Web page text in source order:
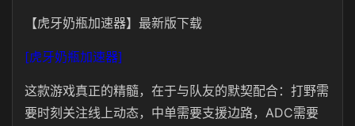
【虎牙奶瓶加速器】最新版下载
[虎牙奶瓶加速器]
这款游戏真正的精髓，在于与队友的默契配合：打野需
要时刻关注线上动态，中单需要支援边路，ADC需要